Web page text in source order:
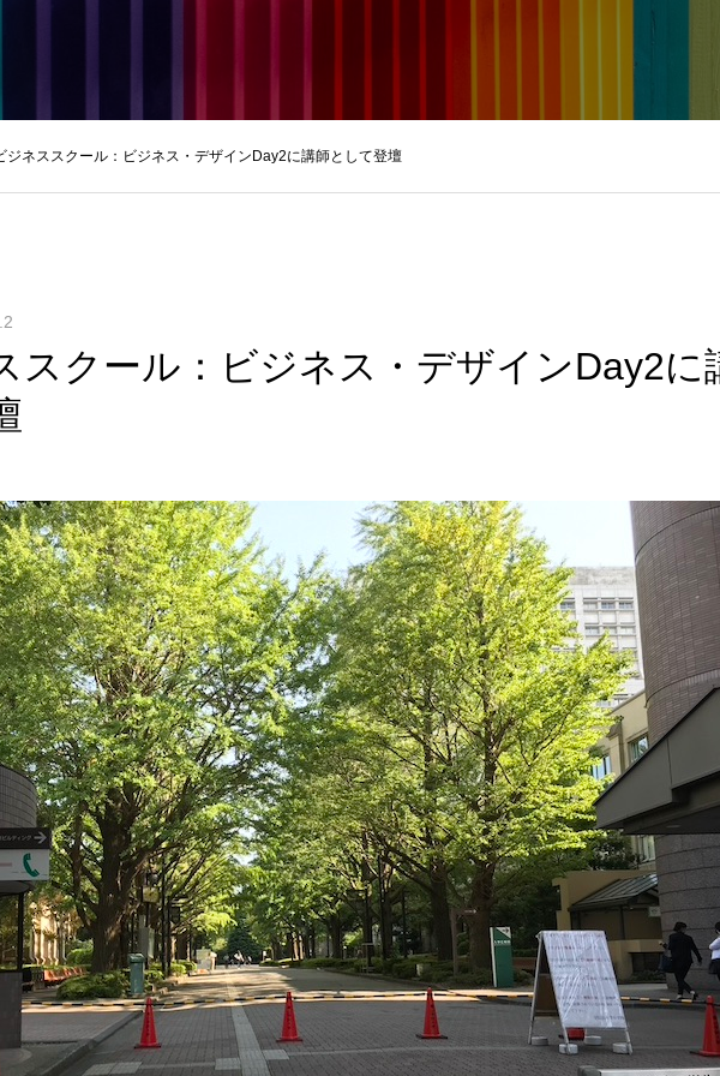
ジネススクール：ビジネス・デザインDay2に講師として登壇
スクール：ビジネス・デザインDay2に